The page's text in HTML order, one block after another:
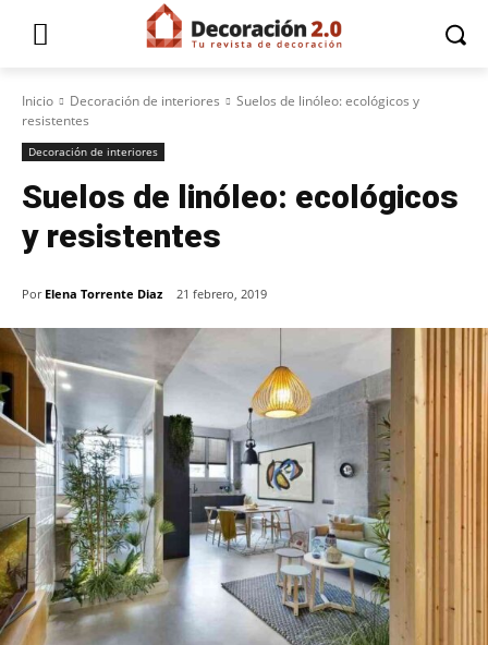
Inicio Decoración de interiores
Suelos de linóleo: ecológicos y
resistentes
Decoración de interiores
Suelos de linóleo: ecológicos
y resistentes
Por Elena Torrente Diaz 21 febrero, 2019